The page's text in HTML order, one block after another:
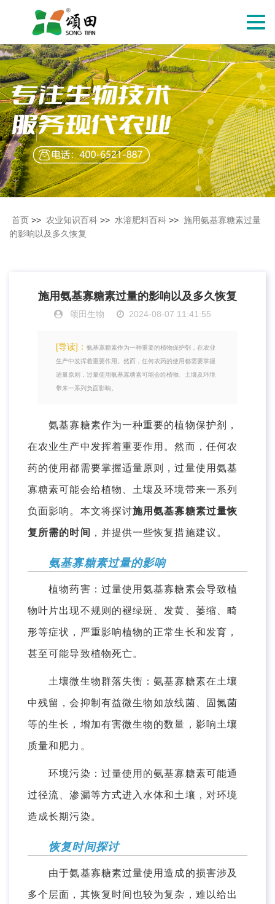
切
导
航
首页 >> 农业知识百科 >> 水溶肥料百科 >> 施用氨基寡糖素过量
的影响以及多久恢复
施用氨基寡糖素过量的影响以及多久恢复
颂田生物 2024-08-07 11:41:55
[导读]： 氨基寡糖素作为一种重要的植物保护剂，在农业
生产中发挥着重要作用。然而，任何农药的使用都需要掌握
适量原则，过量使用氨基寡糖素可能会给植物、土壤及环境
带来一系列负面影响。
氨基寡糖素作为一种重要的植物保护剂，
在农业生产中发挥着重要作用。然而，任何农
药的使用都需要掌握适量原则，过量使用氨基
寡糖素可能会给植物、土壤及环境带来一系列
负面影响。本文将探讨施用氨基寡糖素过量恢
复所需的时间 ，并提供一些恢复措施建议。
氨基寡糖素过量的影响
植物药害：过量使用氨基寡糖素会导致植
物叶片出现不规则的褪绿斑、发黄、萎缩、畸
形等症状，严重影响植物的正常生长和发育，
甚至可能导致植物死亡。
土壤微生物群落失衡：氨基寡糖素在土壤
中残留，会抑制有益微生物如放线菌、固氮菌
等的生长，增加有害微生物的数量，影响土壤
质量和肥力。
环境污染：过量使用的氨基寡糖素可能通
过径流、渗漏等方式进入水体和土壤，对环境
造成长期污染。
恢复时间探讨
由于氨基寡糖素过量使用造成的损害涉及
多个层面，其恢复时间也较为复杂，难以给出